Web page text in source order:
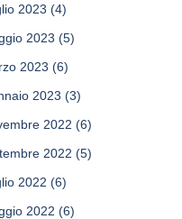
2023 (4)
2023 (5)
2023 (6)
2023 (3)
2022 (6)
2022 (5)
2022 (6)
2022 (6)